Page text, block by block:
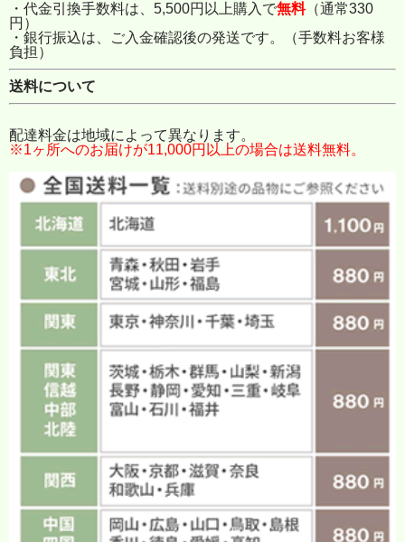
・代金引換手数料は、5,500円以上購入で無料（通常330
円）
・銀行振込は、ご入金確認後の発送です。（手数料お客様
負担）
送料について
配達料金は地域によって異なります。
※1ヶ所へのお届けが11,000円以上の場合は送料無料。